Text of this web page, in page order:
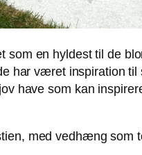
som en hyldest til de
har været inspiration
have som kan